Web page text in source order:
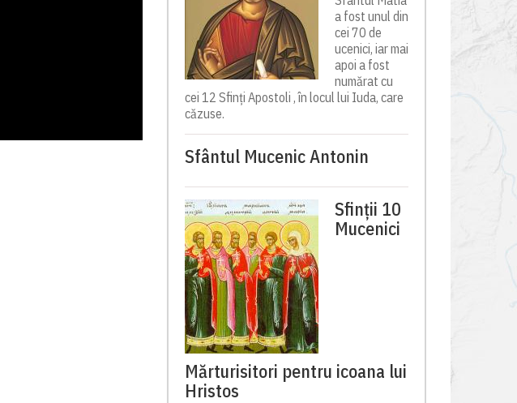
a fost unul din
cei 70 de
ucenici, iar mai
apoi a fost
numărat cu
cei 12 Sfinți Apostoli , în locul lui Iuda, care
căzuse.
Sfântul Mucenic Antonin
Sfinții 10
Mucenici
Mărturisitori pentru icoana lui
Hristos